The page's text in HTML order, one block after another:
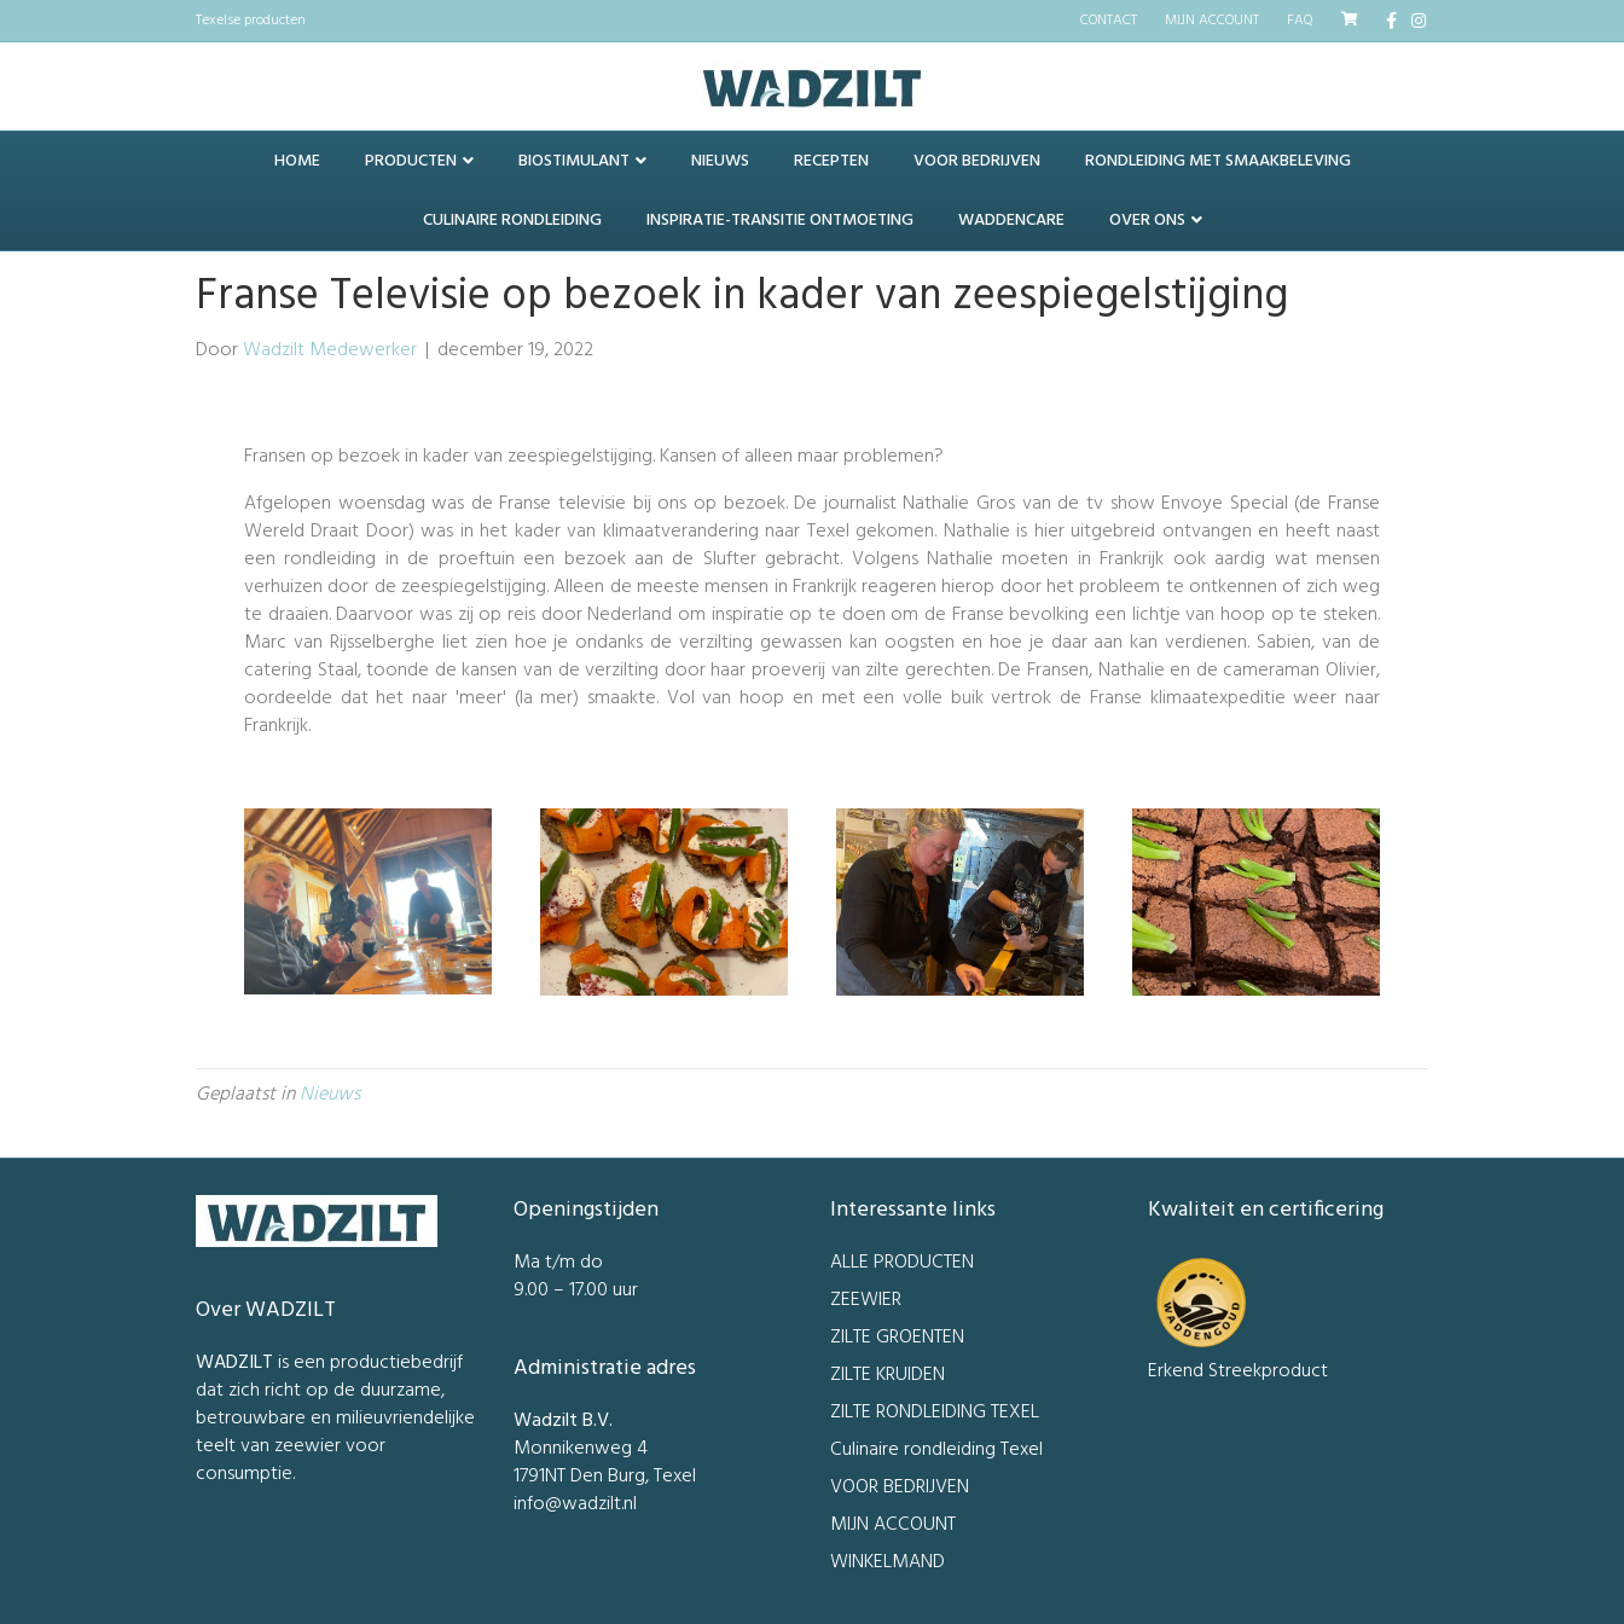
Texelse producten CONTACT MIJN ACCOUNT FAQ Facebook
Instagram
HOME PRODUCTEN BIOSTIMULANT NIEUWS RECEPTEN VOOR BEDRIJVEN RONDLEIDING MET SMAAKBELEVING
CULINAIRE RONDLEIDING INSPIRATIE-TRANSITIE ONTMOETING WADDENCARE OVER ONS
Franse Televisie op bezoek in kader van zeespiegelstijging
DoorWadzilt Medewerker | december 19, 2022
Fransen op bezoek in kader van zeespiegelstijging. Kansen of alleen maar problemen?
Afgelopen woensdag was de Franse televisie bij ons op bezoek. De journalist Nathalie Gros van de tv show Envoye Special (de Franse
Wereld Draait Door) was in het kader van klimaatverandering naar Texel gekomen. Nathalie is hier uitgebreid ontvangen en heeft naast
een rondleiding in de proeftuin een bezoek aan de Slufter gebracht. Volgens Nathalie moeten in Frankrijk ook aardig wat mensen
verhuizen door de zeespiegelstijging. Alleen de meeste mensen in Frankrijk reageren hierop door het probleem te ontkennen of zich weg
te draaien. Daarvoor was zij op reis door Nederland om inspiratie op te doen om de Franse bevolking een lichtje van hoop op te steken.
Marc van Rijsselberghe liet zien hoe je ondanks de verzilting gewassen kan oogsten en hoe je daar aan kan verdienen. Sabien, van de
catering Staal, toonde de kansen van de verzilting door haar proeverij van zilte gerechten. De Fransen, Nathalie en de cameraman Olivier,
oordeelde dat het naar 'meer' (la mer) smaakte. Vol van hoop en met een volle buik vertrok de Franse klimaatexpeditie weer naar
Frankrijk.
Geplaatst inNieuws
Over WADZILT
WADZILTis een productiebedrijf
dat zich richt op de duurzame,
betrouwbare en milieuvriendelijke
teelt van zeewier voor
consumptie.
Openingstijden
Ma t/m do
9.00 – 17.00 uur
Administratie adres
Wadzilt B.V.
Monnikenweg 4
1791NT Den Burg, Texel
info@wadzilt.nl
Interessante links
ALLE PRODUCTEN
ZEEWIER
ZILTE GROENTEN
ZILTE KRUIDEN
ZILTE RONDLEIDING TEXEL
Culinaire rondleiding Texel
VOOR BEDRIJVEN
MIJN ACCOUNT
WINKELMAND
Kwaliteit en certificering
Erkend Streekproduct